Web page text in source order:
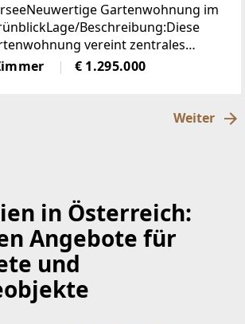
Gartenwohnung im
Beschreibung:Diese
vereint zentrales
außergewöhnlich ruhigen Lage
am Wörthersee. Sämtliche
€ 1.295.000
Weiter
in Österreich:
Angebote für
und